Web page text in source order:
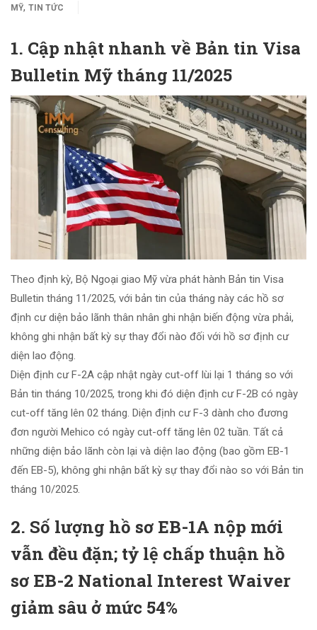
MỸ, TIN TỨC
1. Cập nhật nhanh về Bản tin Visa
Bulletin Mỹ tháng 11/2025
Theo định kỳ, Bộ Ngoại giao Mỹ vừa phát hành Bản tin Visa
Bulletin tháng 11/2025, với bản tin của tháng này các hồ sơ
định cư diện bảo lãnh thân nhân ghi nhận biến động vừa phải,
không ghi nhận bất kỳ sự thay đổi nào đối với hồ sơ định cư
diện lao động.
Diện định cư F-2A cập nhật ngày cut-off lùi lại 1 tháng so với
Bản tin tháng 10/2025, trong khi đó diện định cư F-2B có ngày
cut-off tăng lên 02 tháng. Diện định cư F-3 dành cho đương
đơn người Mehico có ngày cut-off tăng lên 02 tuần. Tất cả
những diện bảo lãnh còn lại và diện lao động (bao gồm EB-1
đến EB-5), không ghi nhận bất kỳ sự thay đổi nào so với Bản tin
tháng 10/2025.
2. Số lượng hồ sơ EB-1A nộp mới
vẫn đều đặn; tỷ lệ chấp thuận hồ
sơ EB-2 National Interest Waiver
giảm sâu ở mức 54%